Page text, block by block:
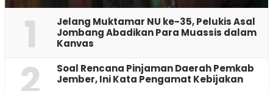
1
Jelang Muktamar NU ke-35, Pelukis Asal
Jombang Abadikan Para Muassis dalam
Kanvas
‎Soal Rencana Pinjaman Daerah Pemkab
Jember, Ini Kata Pengamat Kebijakan ‎